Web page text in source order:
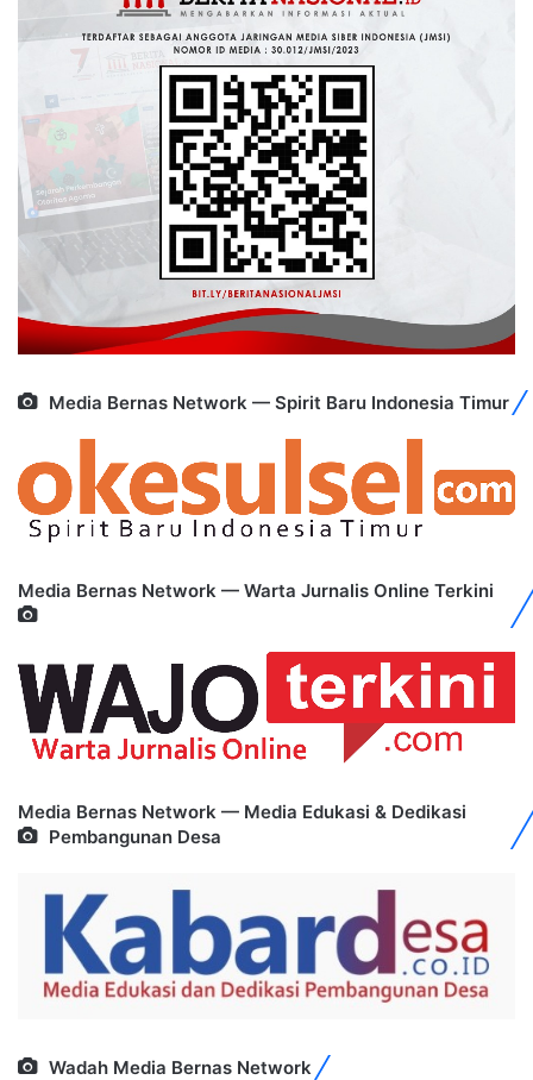
Media Bernas Network — Spirit Baru Indonesia Timur
Media Bernas Network — Warta Jurnalis Online Terkini
Media Bernas Network — Media Edukasi & Dedikasi
Pembangunan Desa
Wadah Media Bernas Network